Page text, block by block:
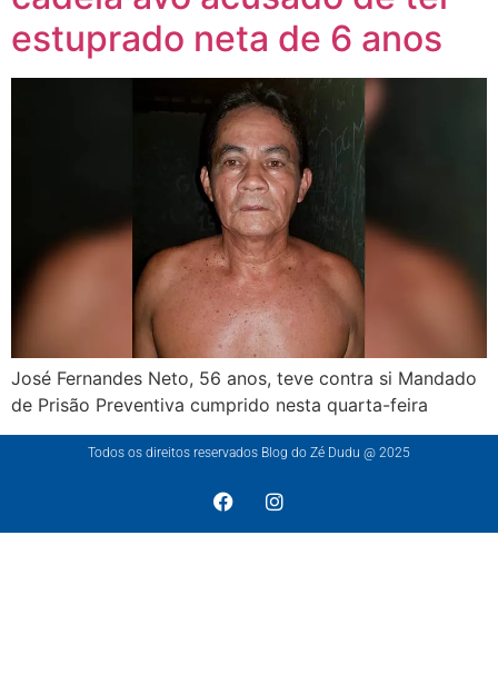
estuprado neta de 6 anos
José Fernandes Neto, 56 anos, teve contra si Mandado
de Prisão Preventiva cumprido nesta quarta-feira
Todos os direitos reservados Blog do Zé Dudu @ 2025